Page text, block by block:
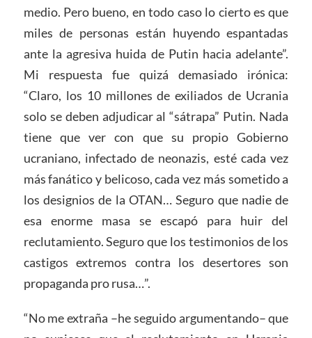
medio. Pero bueno, en todo caso lo cierto es que
miles de personas están huyendo espantadas
ante la agresiva huida de Putin hacia adelante”.
Mi respuesta fue quizá demasiado irónica:
“Claro, los 10 millones de exiliados de Ucrania
solo se deben adjudicar al “sátrapa” Putin. Nada
tiene que ver con que su propio Gobierno
ucraniano, infectado de neonazis, esté cada vez
más fanático y belicoso, cada vez más sometido a
los designios de la OTAN… Seguro que nadie de
esa enorme masa se escapó para huir del
reclutamiento. Seguro que los testimonios de los
castigos extremos contra los desertores son
propaganda pro rusa…”.
“No me extraña –he seguido argumentando– que